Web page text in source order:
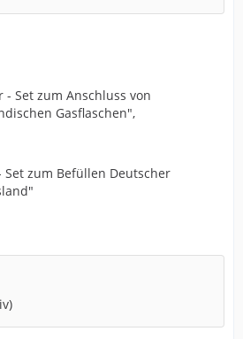
- Set zum Anschluss von
Gasflaschen",
Set zum Befüllen Deutscher